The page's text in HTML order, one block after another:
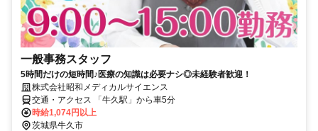
一般事務スタッフ
5時間だけの短時間♪医療の知識は必要ナシ◎未経験者歓迎！
株式会社昭和メディカルサイエンス
交通・アクセス 「牛久駅」から車5分
時給1,074円以上
茨城県牛久市